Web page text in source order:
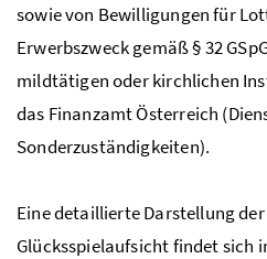
sowie von Bewilligungen für
Erwerbszweck gemäß § 32
mildtätigen oder kirchlichen
das Finanzamt Österreich
Sonderzuständigkeiten).
Eine detaillierte Darstellung
Glücksspielaufsicht findet sich